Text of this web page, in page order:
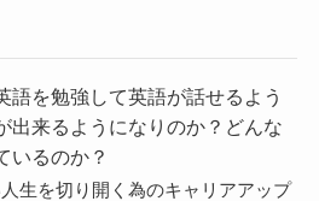
語を勉強して英語が話せるよう
出来るようになりのか？どんな
いるのか？
生を切り開く為のキャリアアップ